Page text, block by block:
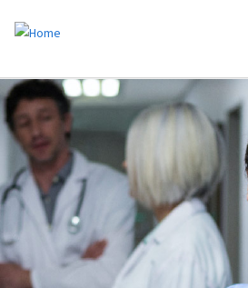
de
inhoud
gaan